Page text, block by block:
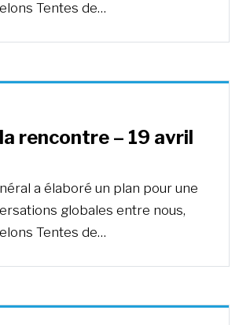
Tentes de…
rencontre – 19 avril
a élaboré un plan pour une
globales entre nous,
Tentes de…